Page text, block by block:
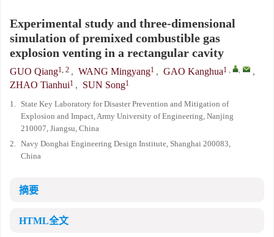
Experimental study and three-dimensional
simulation of premixed combustible gas
explosion venting in a rectangular cavity
GUO Qiang1, 2 , WANG Mingyang1 , GAO Kanghua1 , ,
,
ZHAO Tianhui1 , SUN Song1
1. State Key Laboratory for Disaster Prevention and Mitigation of
Explosion and Impact, Army University of Engineering, Nanjing
210007, Jiangsu, China
2. Navy Donghai Engineering Design Institute, Shanghai 200083,
China
摘要
HTML全文